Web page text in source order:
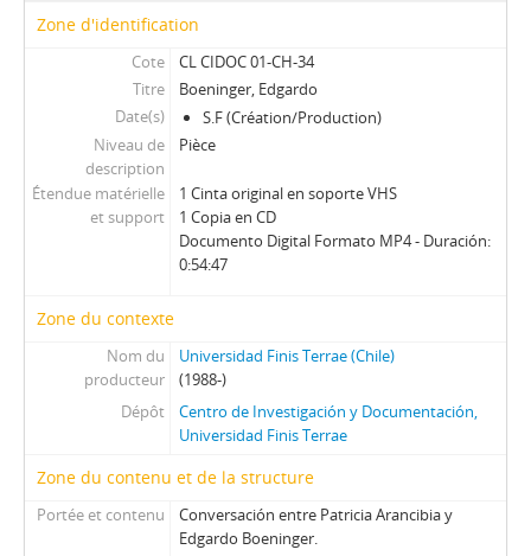
Zone d'identification
Cote
CL CIDOC 01-CH-34
Titre
Boeninger, Edgardo
Date(s)
S.F (Création/Production)
Niveau de
description
Pièce
Étendue matérielle
et support
1 Cinta original en soporte VHS
1 Copia en CD
Documento Digital Formato MP4 - Duración:
0:54:47
Zone du contexte
Nom du
producteur
Universidad Finis Terrae (Chile)
(1988-)
Dépôt
Centro de Investigación y Documentación,
Universidad Finis Terrae
Zone du contenu et de la structure
Portée et contenu
Conversación entre Patricia Arancibia y
Edgardo Boeninger.